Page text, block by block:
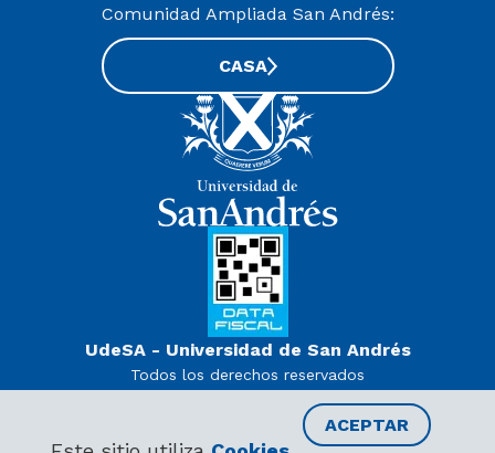
ACEPTAR
UdeSA - Universidad de San Andrés
Todos los derechos reservados
Decreto PEN 978/07
Comunidad Ampliada San Andrés:
CASA